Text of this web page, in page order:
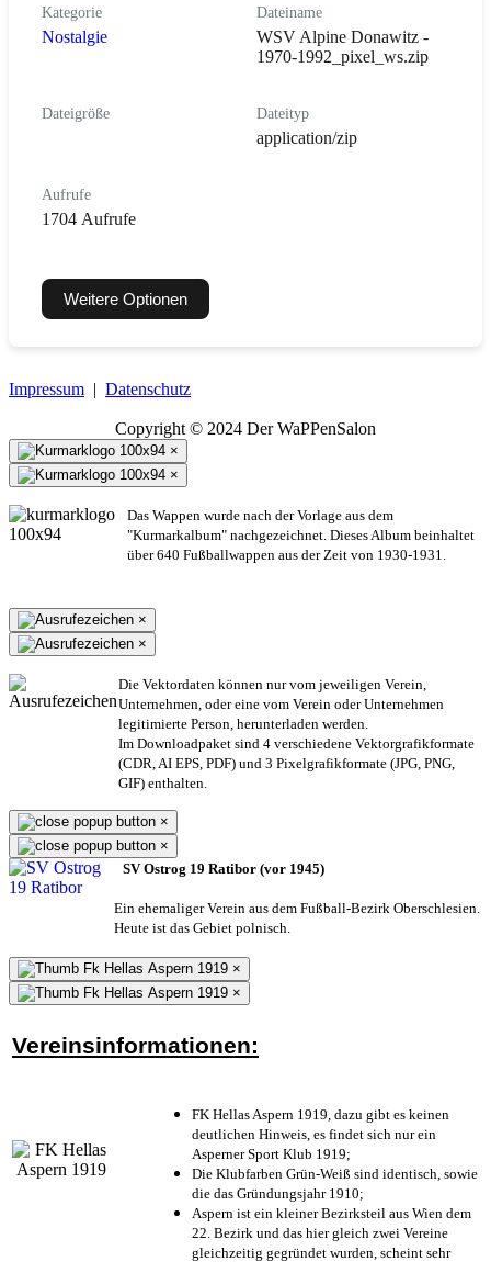
Kategorie
Nostalgie
Dateiname
WSV Alpine Donawitz -
1970-1992_pixel_ws.zip
Dateigröße Dateityp
application/zip
Aufrufe
1704 Aufrufe
Weitere Optionen
Impressum | Datenschutz
Copyright © 2024 Der WaPPenSalon
×
×
Das Wappen wurde nach der Vorlage aus dem
"Kurmarkalbum" nachgezeichnet. Dieses Album beinhaltet
über 640 Fußballwappen aus der Zeit von 1930-1931.
×
×
Die Vektordaten können nur vom jeweiligen Verein,
Unternehmen, oder eine vom Verein oder Unternehmen
legitimierte Person, herunterladen werden.
Im Downloadpaket sind 4 verschiedene Vektorgrafikformate
(CDR, AI EPS, PDF) und 3 Pixelgrafikformate (JPG, PNG,
GIF) enthalten.
×
×
SV Ostrog 19 Ratibor (vor 1945)
Ein ehemaliger Verein aus dem Fußball-Bezirk Oberschlesien.
Heute ist das Gebiet polnisch.
×
×
Vereinsinformationen:
FK Hellas Aspern 1919, dazu gibt es keinen
deutlichen Hinweis, es findet sich nur ein
Asperner Sport Klub 1919;
Die Klubfarben Grün-Weiß sind identisch, sowie
die das Gründungsjahr 1910;
Aspern ist ein kleiner Bezirksteil aus Wien dem
22. Bezirk und das hier gleich zwei Vereine
gleichzeitig gegründet wurden, scheint sehr